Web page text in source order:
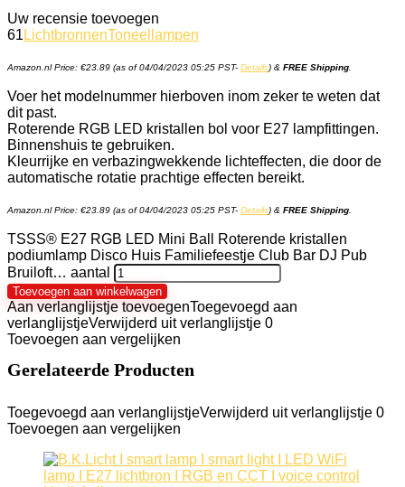
Uw recensie toevoegen
61 LichtbronnenToneellampen
Amazon.nl Price: €23.89 (as of 04/04/2023 05:25 PST- Details) & FREE Shipping
Voer het modelnummer hierboven inom zeker te weten dat
dit past.
Roterende RGB LED kristallen bol voor E27 lampfittingen.
Binnenshuis te gebruiken.
Kleurrijke en verbazingwekkende lichteffecten, die door de
automatische rotatie prachtige effecten bereikt.
Amazon.nl Price: €23.89 (as of 04/04/2023 05:25 PST- Details) & FREE Shipping
TSSS® E27 RGB LED Mini Ball Roterende kristallen
podiumlamp Disco Huis Familiefeestje Club Bar DJ Pub
Bruiloft… aantal
Toevoegen aan winkelwagen
Aan verlanglijstje toevoegenToegevoegd aan
verlanglijstjeVerwijderd uit verlanglijstje 0
Toevoegen aan vergelijken
Gerelateerde Producten
Toegevoegd aan verlanglijstjeVerwijderd uit verlanglijstje 0
Toevoegen aan vergelijken